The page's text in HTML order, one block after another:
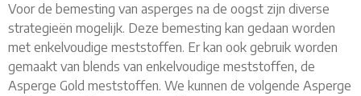
Voor de bemesting van asperges na de oogst zijn diverse
strategieën mogelijk. Deze bemesting kan gedaan worden
met enkelvoudige meststoffen. Er kan ook gebruik worden
gemaakt van blends van enkelvoudige meststoffen, de
Asperge Gold meststoffen. We kunnen de volgende Asperge